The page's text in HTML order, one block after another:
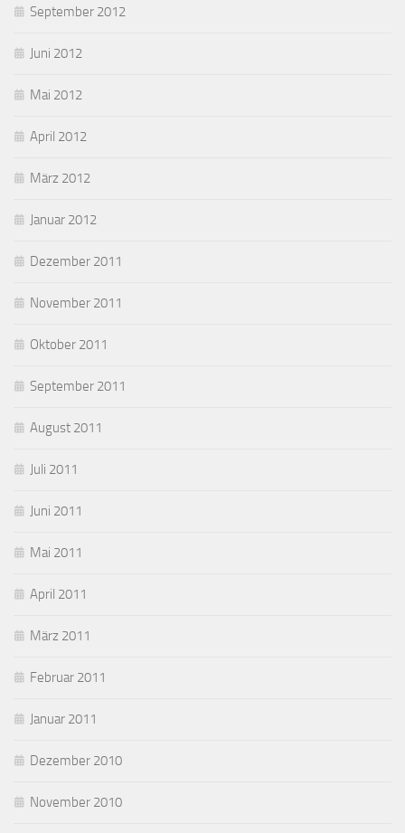
September 2012
Juni 2012
Mai 2012
April 2012
März 2012
Januar 2012
Dezember 2011
November 2011
Oktober 2011
September 2011
August 2011
Juli 2011
Juni 2011
Mai 2011
April 2011
März 2011
Februar 2011
Januar 2011
Dezember 2010
November 2010